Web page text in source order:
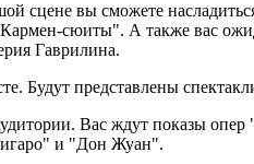
сцене вы сможете
сюиты". А также вас
Гаврилина.
Будут представлены
Вас ждут показы
и "Дон Жуан".